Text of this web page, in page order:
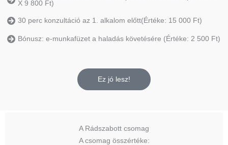
X 9 800 Ft)
30 perc konzultáció az 1. alkalom előtt(Értéke: 15 000 Ft)
Bónusz: e-munkafüzet a haladás követésére (Értéke: 2 500 Ft)
Ez jó lesz!
A Rádszabott csomag
A csomag összértéke: